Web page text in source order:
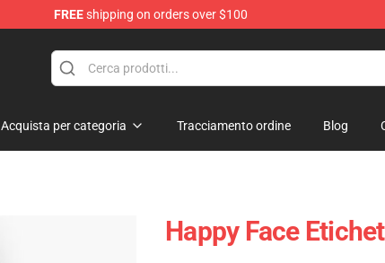
FREEshipping on orders over $100
Acquista per categoria Tracciamento ordine Blog
Happy Face